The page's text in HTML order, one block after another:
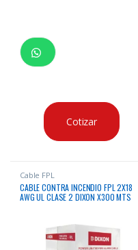
Cotizar
Cable FPL
CABLE CONTRA INCENDIO FPL 2X18
AWG UL CLASE 2 DIXON X300 MTS